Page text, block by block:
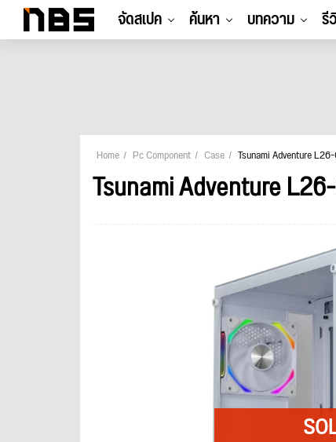
จัดสเปค ค้นหา บทความ รี
Home Pc Component Case Tsunami Adventure
Tsunami Adventure